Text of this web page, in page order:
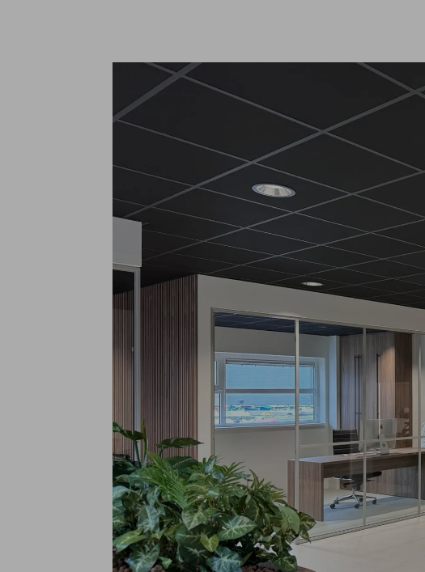
Houtskeletbouw
Projectontwikkeling
Mantelzorgwoningen
In beeld